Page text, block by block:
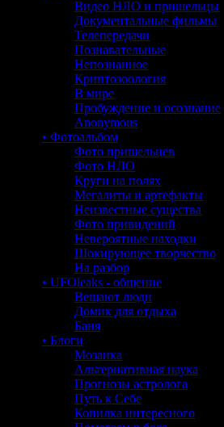
Видео НЛО и пришельцы
Документальные фильмы
Телепередачи
Познавательные
Непознанное
Криптозоология
В мире
Пробуждение и осознание
Anonymous
• Фотоальбом
Фото пришельцев
Фото НЛО
Круги на полях
Мегалиты и артефакты
Неизвестные существа
Фото привидений
Невероятные находки
Шокирующее творчество
На разбор
• UFOleaks - общение
Вещают люди
Домик для отдыха
Баня
• Блоги
Мозаика
Альтернативная наука
Прогнозы астролога
Путь к Себе
Копилка интересного